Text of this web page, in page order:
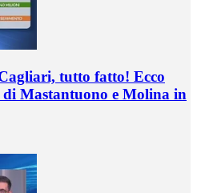
tutto fatto! Ecco
Mastantuono e Molina in